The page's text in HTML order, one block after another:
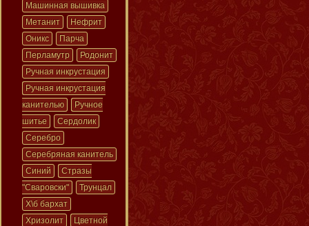
Машинная вышивка
Метанит
Нефрит
Оникс
Парча
Перламутр
Родонит
Ручная инкрустация
Ручная инкрустация
канителью
Ручное
шитье
Сердолик
Серебро
Серебряная канитель
Синий
Стразы
"Сваровски"
Трунцал
Х\б бархат
Хризолит
Цветной